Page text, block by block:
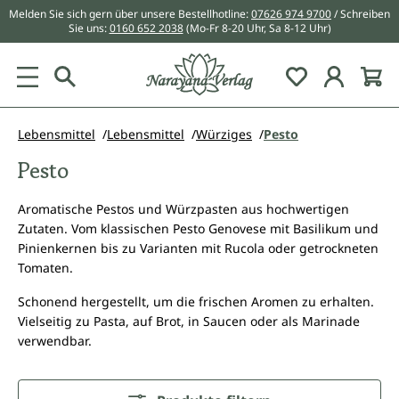
springen
Melden Sie sich gern über unsere Bestellhotline:07626 974 9700/ Schreiben
Sie uns:0160 652 2038 (Mo-Fr 8-20 Uhr, Sa 8-12 Uhr)
Du hast 0
Lebensmittel Lebensmittel Würziges Pesto
Pesto
Aromatische Pestos und Würzpasten aus hochwertigen
Zutaten. Vom klassischen Pesto Genovese mit Basilikum und
Pinienkernen bis zu Varianten mit Rucola oder getrockneten
Tomaten.
Schonend hergestellt, um die frischen Aromen zu erhalten.
Vielseitig zu Pasta, auf Brot, in Saucen oder als Marinade
verwendbar.